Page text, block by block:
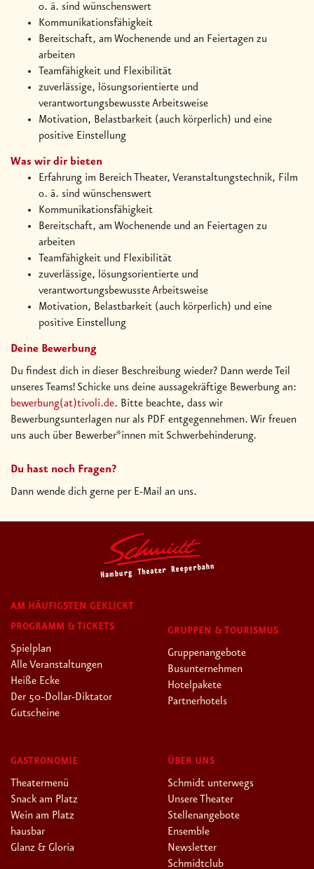
o. ä. sind wünschenswert
Kommunikationsfähigkeit
Bereitschaft, am Wochenende und an Feiertagen zu
arbeiten
Teamfähigkeit und Flexibilität
zuverlässige, lösungsorientierte und
verantwortungsbewusste Arbeitsweise
Motivation, Belastbarkeit (auch körperlich) und eine
positive Einstellung
Was wir dir bieten
Erfahrung im Bereich Theater, Veranstaltungstechnik, Film
o. ä. sind wünschenswert
Kommunikationsfähigkeit
Bereitschaft, am Wochenende und an Feiertagen zu
arbeiten
Teamfähigkeit und Flexibilität
zuverlässige, lösungsorientierte und
verantwortungsbewusste Arbeitsweise
Motivation, Belastbarkeit (auch körperlich) und eine
positive Einstellung
Deine Bewerbung
Du findest dich in dieser Beschreibung wieder? Dann werde Teil
unseres Teams! Schicke uns deine aussagekräftige Bewerbung an:
bewerbung(at)tivoli.de. Bitte beachte, dass wir
Bewerbungsunterlagen nur als PDF entgegennehmen. Wir freuen
uns auch über Bewerber*innen mit Schwerbehinderung.
Du hast noch Fragen?
Dann wende dich gerne per E-Mail an uns.
AM HÄUFIGSTEN GEKLICKT
PROGRAMM & TICKETS
Spielplan
Alle Veranstaltungen
Heiße Ecke
Der 50-Dollar-Diktator
Gutscheine
GRUPPEN & TOURISMUS
Gruppenangebote
Busunternehmen
Hotelpakete
Partnerhotels
GASTRONOMIE
Theatermenü
Snack am Platz
Wein am Platz
hausbar
Glanz & Gloria
ÜBER UNS
Schmidt unterwegs
Unsere Theater
Stellenangebote
Ensemble
Newsletter
Schmidtclub